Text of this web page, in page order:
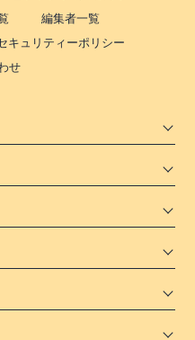
編集者一覧
キュリティーポリシー
せ